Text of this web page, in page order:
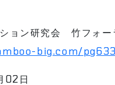
ョン研究会 竹フォー
big.com/
02日